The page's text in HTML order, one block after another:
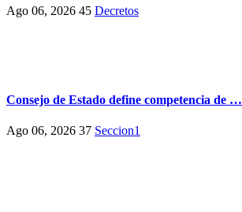
Ago 06, 2026 45 Decretos
Consejo de Estado define competencia de …
Ago 06, 2026 37 Seccion1